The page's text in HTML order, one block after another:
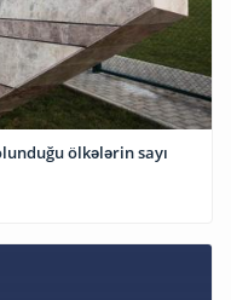
ölkələrin sayı